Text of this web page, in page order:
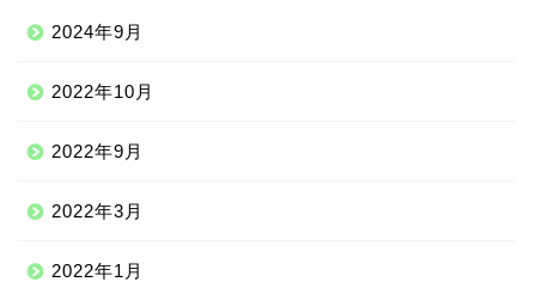
2024年9月
2022年10月
2022年9月
2022年3月
2022年1月